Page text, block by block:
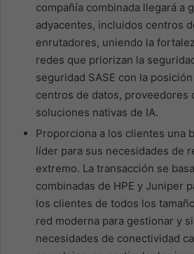
compañía combinada llegará a
adyacentes, incluidos centros
enrutadores, uniendo la
redes que priorizan la
seguridad SASE con la
centros de datos, proveedores
soluciones nativas de IA.
Proporciona a los clientes una
líder para sus necesidades de
extremo. La transacción se
combinadas de HPE y Juniper
los clientes de todos los
red moderna para gestionar y
necesidades de conectividad